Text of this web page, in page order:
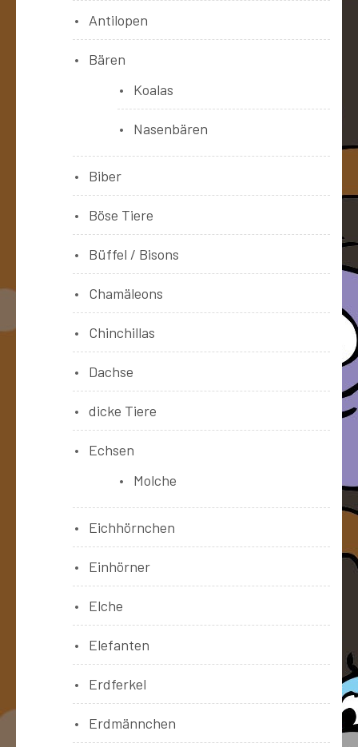
Antilopen
Bären
Koalas
Nasenbären
Biber
Böse Tiere
Büffel / Bisons
Chamäleons
Chinchillas
Dachse
dicke Tiere
Echsen
Molche
Eichhörnchen
Einhörner
Elche
Elefanten
Erdferkel
Erdmännchen